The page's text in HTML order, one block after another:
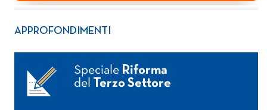
APPROFONDIMENTI
Speciale Riforma
del
Terzo Settore